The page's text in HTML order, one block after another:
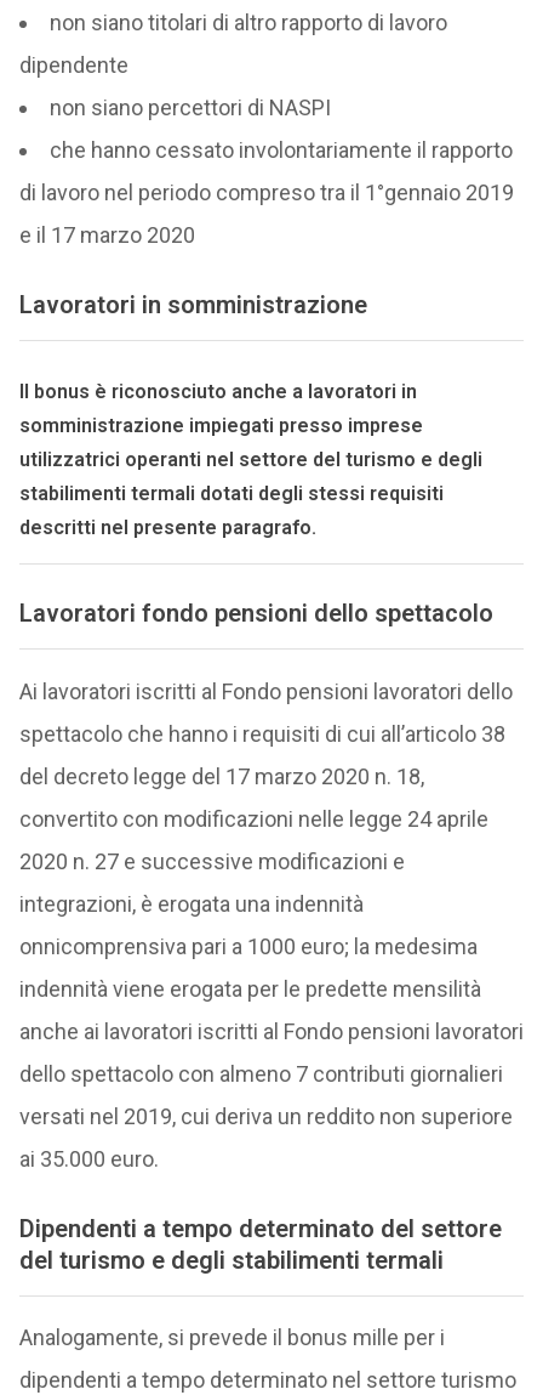
non siano titolari di altro rapporto di lavoro
dipendente
non siano percettori di NASPI
che hanno cessato involontariamente il rapporto
di lavoro nel periodo compreso tra il 1°gennaio 2019
e il 17 marzo 2020
Lavoratori in somministrazione
Il bonus è riconosciuto anche a lavoratori in
somministrazione impiegati presso imprese
utilizzatrici operanti nel settore del turismo e degli
stabilimenti termali dotati degli stessi requisiti
descritti nel presente paragrafo.
Lavoratori fondo pensioni dello spettacolo
Ai lavoratori iscritti al Fondo pensioni lavoratori dello
spettacolo che hanno i requisiti di cui all’articolo 38
del decreto legge del 17 marzo 2020 n. 18,
convertito con modificazioni nelle legge 24 aprile
2020 n. 27 e successive modificazioni e
integrazioni, è erogata una indennità
onnicomprensiva pari a 1000 euro; la medesima
indennità viene erogata per le predette mensilità
anche ai lavoratori iscritti al Fondo pensioni lavoratori
dello spettacolo con almeno 7 contributi giornalieri
versati nel 2019, cui deriva un reddito non superiore
ai 35.000 euro.
Dipendenti a tempo determinato del settore
del turismo e degli stabilimenti termali
Analogamente, si prevede il bonus mille per i
dipendenti a tempo determinato nel settore turismo